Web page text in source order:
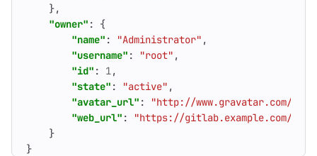
},
"owner" :
{
"name" : "Administrator" ,
"username" : "root" ,
"id" : 1,
"state" : "active" ,
"avatar_url" :
"http://www.gravatar.com/
"web_url" :
"https://gitlab.example.com/
}
}